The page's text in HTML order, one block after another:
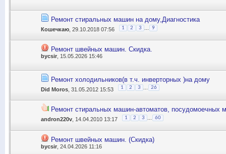
Ремонт стиральных машин на дому,Диагностика
Кошечкаю , 29.10.2018 07:56 1 2 3 9
Ремонт швейных машин. Скидка.
bycsir , 15.05.2026 15:46
Ремонт холодильников(в т.ч. инверторных )на дому
Did Moros , 31.05.2012 15:53 1 2 3 ... 26
Ремонт стиральных машин-автоматов, посудомоечных
andron220v , 14.04.2010 13:17 1 2 3 60
Ремонт швейных машин. (Скидка)
bycsir , 24.04.2026 11:16